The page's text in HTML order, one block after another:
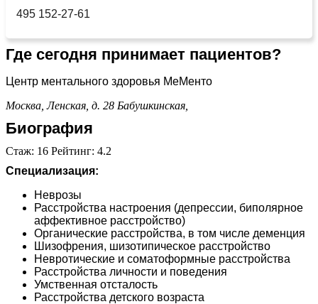
495 152-27-61
Где сегодня принимает пациентов?
Центр ментального здоровья МеМенто
Москва, Ленская, д. 28 Бабушкинская,
Биография
Стаж: 16 Рейтинг: 4.2
Специализация:
Неврозы
Расстройства настроения (депрессии, биполярное
аффективное расстройство)
Органические расстройства, в том числе деменция
Шизофрения, шизотипическое расстройство
Невротические и соматоформные расстройства
Расстройства личности и поведения
Умственная отсталость
Расстройства детского возраста